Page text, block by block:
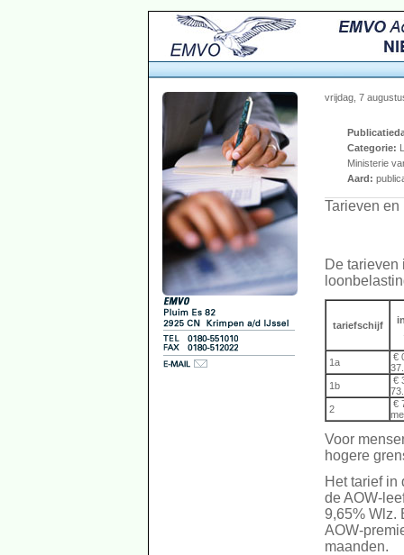
vrijdag, 7
Categorie:
Ministerie
Aard:
Tarieven
De tarieven
tariefschijf
1a
€
1b
€
2
€
Voor
hogere
Het tarief in
de AOW-
9,65% Wlz.
AOW-
maanden.